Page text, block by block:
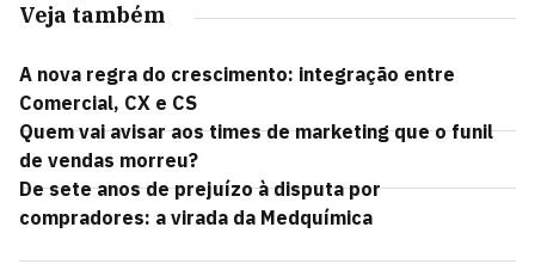
Veja também
A nova regra do crescimento: integração entre
Comercial, CX e CS
Quem vai avisar aos times de marketing que o funil
de vendas morreu?
De sete anos de prejuízo à disputa por
compradores: a virada da Medquímica